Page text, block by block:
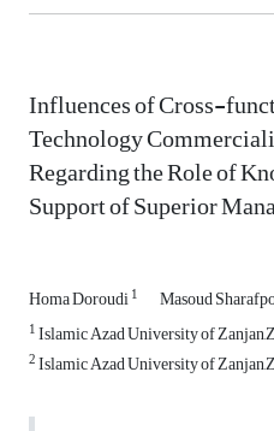
Influences of Cross-
Technology
Regarding the Role of
Support of Superior
Homa Doroudi1 Masoud
1Islamic Azad University of
2Islamic Azad University of